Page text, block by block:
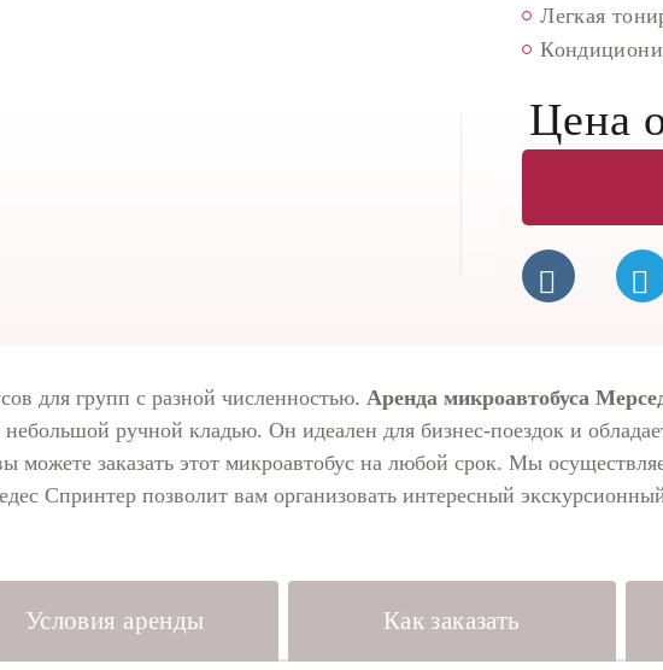
Легкая
Цена
для групп с разной численностью. Аренда микроавтобуса
ручной кладью. Он идеален для бизнес-поездок и
можете заказать этот микроавтобус на любой срок. Мы
Спринтер позволит вам организовать интересный
Условия аренды Как заказать